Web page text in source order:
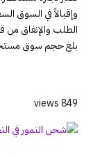
وإقبالاً في السوق
الطلب والإنفاق من
بلغ حجم سوق
849 views